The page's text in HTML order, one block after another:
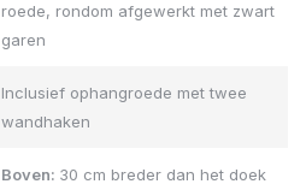
roede, rondom afgewerkt met zwart
garen
Inclusief ophangroede met twee
wandhaken
Boven: 30 cm breder dan het doek